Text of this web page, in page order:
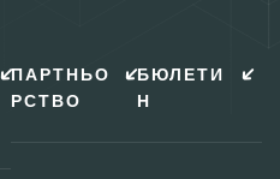
ПАРТНЬО
РСТВО
БЮЛЕТИ
Н